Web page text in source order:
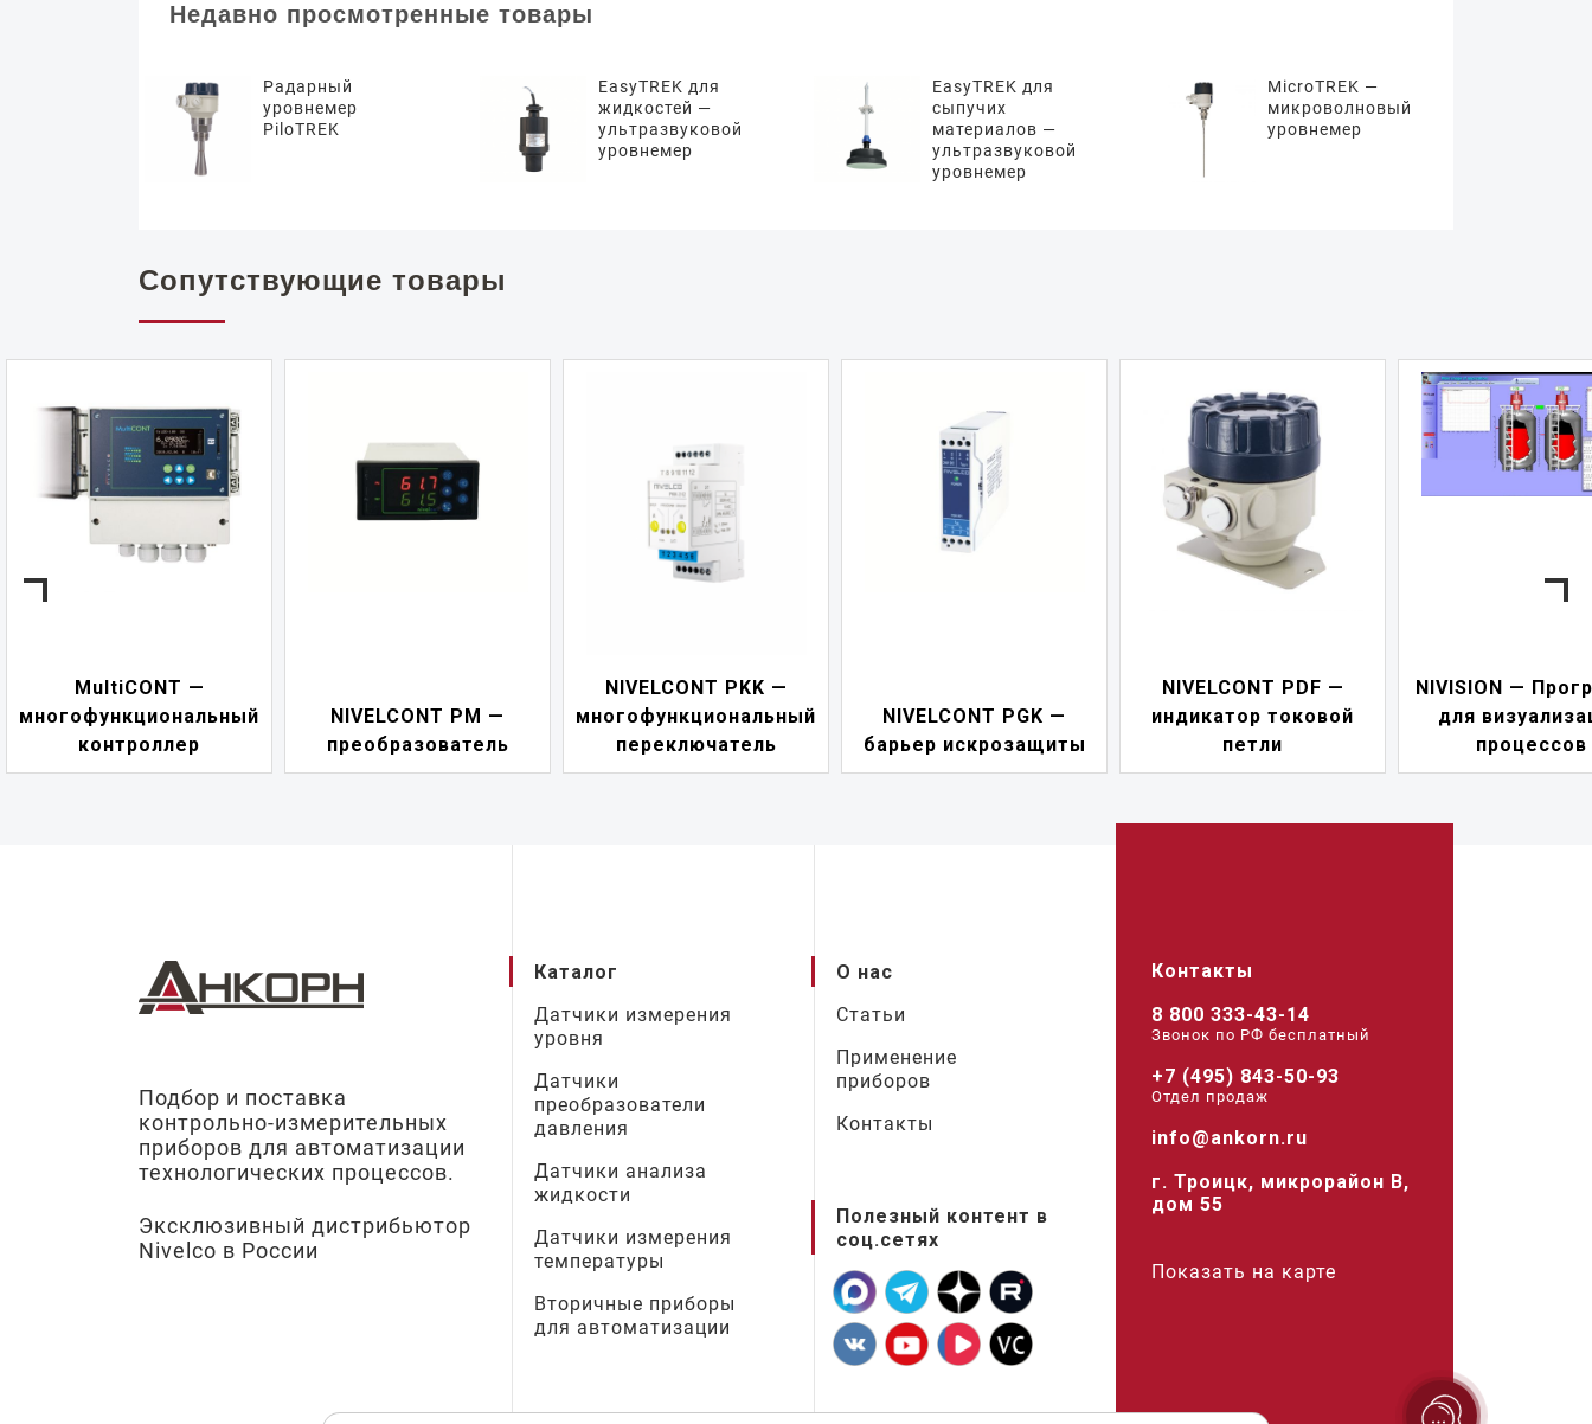
Недавно просмотренные товары
Радарный
уровнемер
PiloTREK
EasyTREK для
жидкостей —
ультразвуковой
уровнемер
EasyTREK для
сыпучих
материалов —
ультразвуковой
уровнемер
MicroTREK —
микроволновый
уровнемер
Сопутствующие товары
MultiCONT —
многофункциональный
контроллер
NIVELCONT PM —
преобразователь
NIVELCONT PKK —
многофункциональный
переключатель
NIVELCONT PGK —
барьер искрозащиты
NIVELCONT PDF —
индикатор токовой
петли
NIVISION —
для
процессов
Подбор и поставка
контрольно-измерительных
приборов для автоматизации
технологических процессов.
Эксклюзивный дистрибьютор
Nivelco в России
Каталог
Датчики измерения
уровня
Датчики
преобразователи
давления
Датчики анализа
жидкости
Датчики измерения
температуры
Вторичные приборы
для автоматизации
О нас
Статьи
Применение
приборов
Контакты
Полезный контент в
соц.сетях
Контакты
8 800 333-43-14
Звонок по РФ беcплатный
+7 (495) 843-50-93
Отдел продаж
info@ankorn.ru
г. Троицк, микрорайон В,
дом 55
Показать на карте